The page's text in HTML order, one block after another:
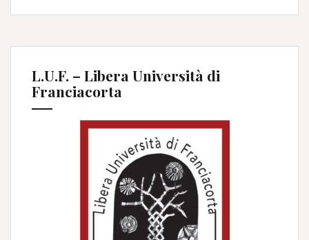
L.U.F. – Libera Università di
Franciacorta